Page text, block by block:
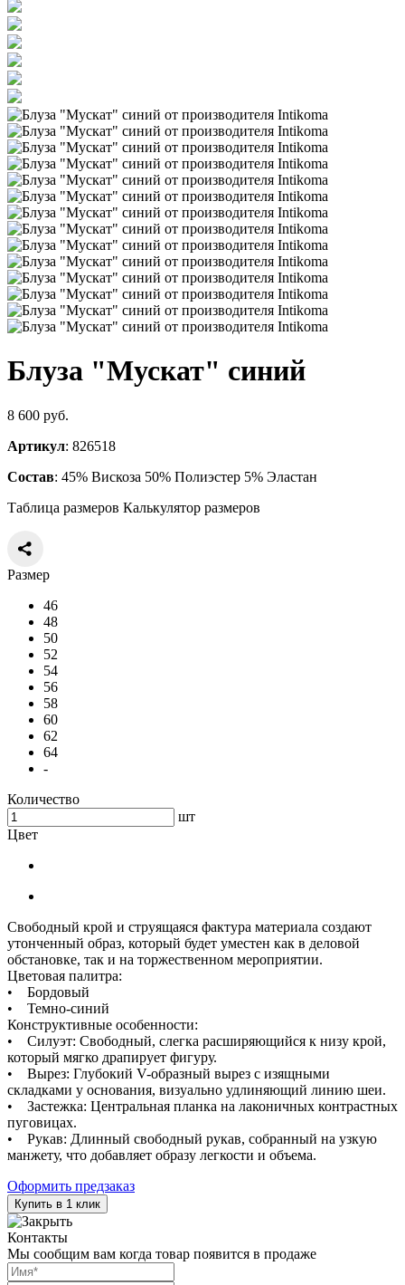
Блуза "Мускат" синий
8 600 руб.
Артикул: 826518
Состав: 45% Вискоза 50% Полиэстер 5% Эластан
Таблица размеров Калькулятор размеров
Размер
46
48
50
52
54
56
58
60
62
64
-
Количество
шт
Цвет
Свободный крой и струящаяся фактура материала создают
утонченный образ, который будет уместен как в деловой
обстановке, так и на торжественном мероприятии.
Цветовая палитра:
• Бордовый
• Темно-синий
Конструктивные особенности:
• Силуэт: Свободный, слегка расширяющийся к низу крой,
который мягко драпирует фигуру.
• Вырез: Глубокий V-образный вырез с изящными
складками у основания, визуально удлиняющий линию шеи.
• Застежка: Центральная планка на лаконичных контрастных
пуговицах.
• Рукав: Длинный свободный рукав, собранный на узкую
манжету, что добавляет образу легкости и объема.
Оформить предзаказ
Купить в 1 клик
Контакты
Мы сообщим вам когда товар появится в продаже